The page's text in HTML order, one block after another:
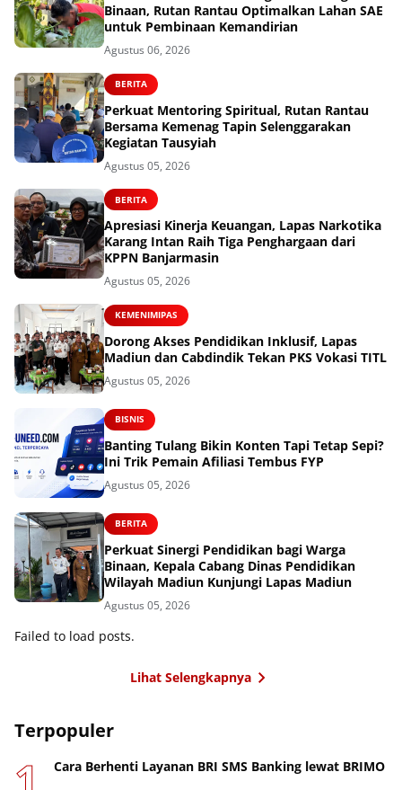
Binaan, Rutan Rantau Optimalkan Lahan SAE
untuk Pembinaan Kemandirian
Agustus 06, 2026
BERITA
Perkuat Mentoring Spiritual, Rutan Rantau
Bersama Kemenag Tapin Selenggarakan
Kegiatan Tausyiah
Agustus 05, 2026
BERITA
Apresiasi Kinerja Keuangan, Lapas Narkotika
Karang Intan Raih Tiga Penghargaan dari
KPPN Banjarmasin
Agustus 05, 2026
KEMENIMIPAS
Dorong Akses Pendidikan Inklusif, Lapas
Madiun dan Cabdindik Tekan PKS Vokasi TITL
Agustus 05, 2026
BISNIS
Banting Tulang Bikin Konten Tapi Tetap Sepi?
Ini Trik Pemain Afiliasi Tembus FYP
Agustus 05, 2026
BERITA
Perkuat Sinergi Pendidikan bagi Warga
Binaan, Kepala Cabang Dinas Pendidikan
Wilayah Madiun Kunjungi Lapas Madiun
Agustus 05, 2026
Failed to load posts.
Lihat Selengkapnya
Terpopuler
Cara Berhenti Layanan BRI SMS Banking lewat BRIMO